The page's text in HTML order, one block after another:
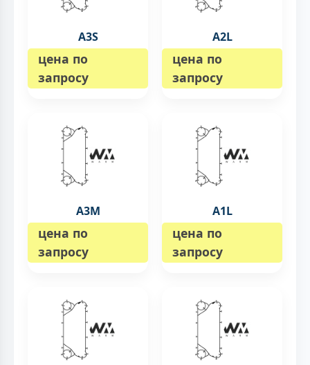
A3S
цена по
запросу
A2L
цена по
запросу
A3M
цена по
запросу
A1L
цена по
запросу